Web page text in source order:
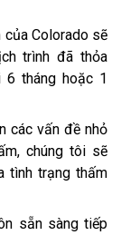
Colorado sẽ
trình đã thỏa
6 tháng hoặc 1
các vấn đề nhỏ
chúng tôi sẽ
tình trạng thấm
sẵn sàng tiếp